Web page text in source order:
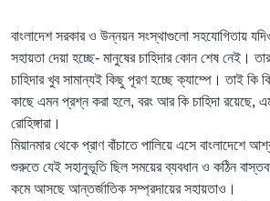
বাংলাদেশ সরকার ও উন্নয়ন সংস্থাগুলো সহযোগিতায় যদিও
সহায়তা দেয়া হচ্ছে- মানুষের চাহিদার কোন শেষ নেই। তার
চাহিদার খুব সামান্যই কিছু পূরণ হচ্ছে ক্যাম্পে। তাই কি
কাছে এমন প্রশ্ন করা হলে, বরং আর কি চাহিদা রয়েছে,
রোহিঙ্গারা।
মিয়ানমার থেকে প্রাণ বাঁচাতে পালিয়ে এসে বাংলাদেশে
শুরুতে যেই সহানুভূতি ছিল সময়ের ব্যবধান ও কঠিন
কমে আসছে আন্তর্জাতিক সম্প্রদায়ের সহায়তাও।